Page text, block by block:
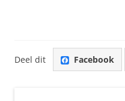
Deel dit Facebook